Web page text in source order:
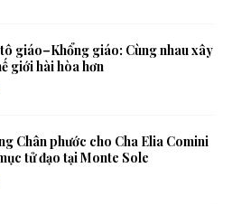
giáo–Khổng giáo: Cùng nhau xây
giới hài hòa hơn
Chân phước cho Cha Elia Comini
tử đạo tại Monte Sole